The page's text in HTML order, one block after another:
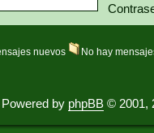
nuevos No hay
Powered by phpBB © 2001,